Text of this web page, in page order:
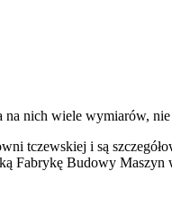
nich wiele wymiarów,
tczewskiej i są
Fabrykę Budowy Maszyn